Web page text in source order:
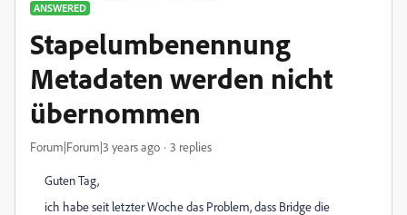
ANSWERED
Stapelumbenennung
Metadaten werden nicht
übernommen
Forum|Forum|3 years ago 3 replies
Guten Tag,
ich habe seit letzter Woche das Problem, dass Bridge die